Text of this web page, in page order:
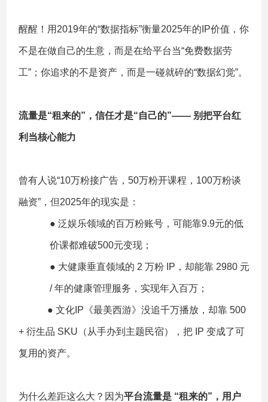
醒醒！用2019年的“数据指标”衡量2025年的IP价值，你
不是在做自己的生意，而是在给平台当“免费数据劳
工”；你追求的不是资产，而是一碰就碎的“数据幻觉”。
流量是“租来的”，信任才是“自己的”—— 别把平台红
利当核心能力
曾有人说“10万粉接广告，50万粉开课程，100万粉谈
融资”，但2025年的现实是：
● 泛娱乐领域的百万粉账号，可能靠9.9元的低
价课都难破500元变现；
● 大健康垂直领域的 2 万粉 IP，却能靠 2980 元
/ 年的健康管理服务，实现年入百万；
● 文化IP《最美西游》没追千万播放，却靠 500
+ 衍生品 SKU（从手办到主题民宿），把 IP 变成了可
复用的资产。
为什么差距这么大？因为平台流量是 “租来的”，用户